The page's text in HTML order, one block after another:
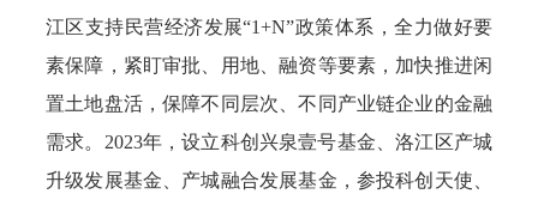
江区支持民营经济发展“1+N”政策体系，全力做好要
素保障，紧盯审批、用地、融资等要素，加快推进闲
置土地盘活，保障不同层次、不同产业链企业的金融
需求。2023年，设立科创兴泉壹号基金、洛江区产城
升级发展基金、产城融合发展基金，参投科创天使、